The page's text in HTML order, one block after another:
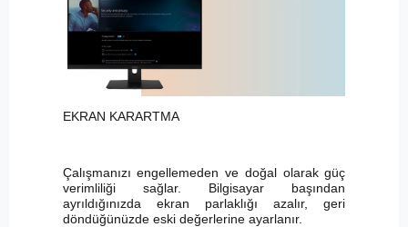
EKRAN KARARTMA
Çalışmanızı engellemeden ve doğal olarak güç
verimliliği sağlar. Bilgisayar başından
ayrıldığınızda ekran parlaklığı azalır, geri
döndüğünüzde eski değerlerine ayarlanır.